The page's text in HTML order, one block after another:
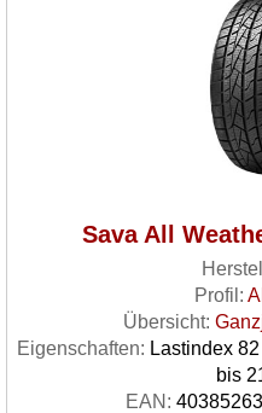
Sava All
Profil:
Übersicht:
Eigenschaften: Lastindex
bis
EAN: